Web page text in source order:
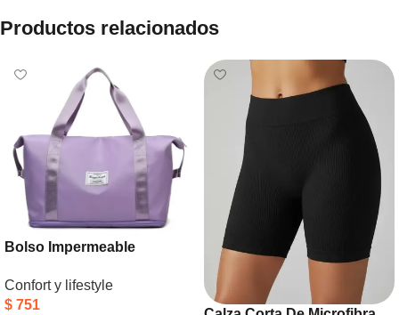
Productos relacionados
Bolso Impermeable
Viaje Lila
Confort y lifestyle
$ 751